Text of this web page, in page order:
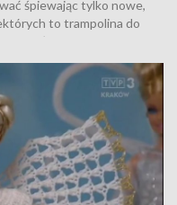
śpiewając tylko nowe,
to trampolina do
spełnianie swoich pasji